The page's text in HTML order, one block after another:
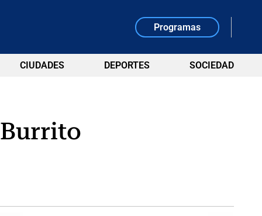
Programas
CIUDADES DEPORTES SOCIEDAD